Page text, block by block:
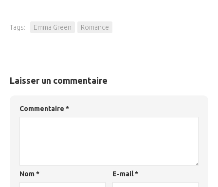
Tags: Emma Green Romance
Laisser un commentaire
Commentaire *
Nom* E-mail*